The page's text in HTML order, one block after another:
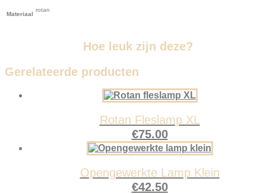
Materiaal
rotan
Hoe leuk zijn deze?
Gerelateerde producten
Rotan Fleslamp XL
€75.00
Opengewerkte Lamp Klein
€42.50